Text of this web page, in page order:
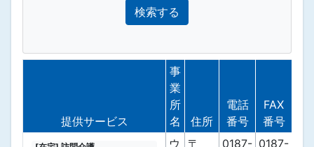
検索する
提供サービス
事
業
所
名
住所
電話
番号
FAX
番号
ウ
〒
0187- 0187-